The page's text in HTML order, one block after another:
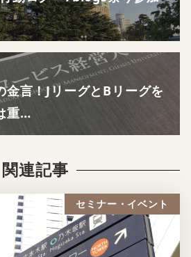
金言！JリーグとBリーグを
重…
関連記事
セミナー・イベント